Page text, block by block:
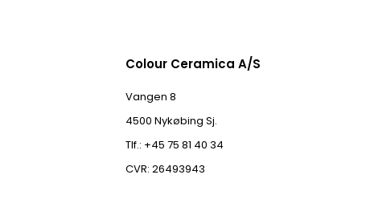
Colour Ceramica A/S
Vangen 8
4500 Nykøbing Sj.
Tlf.: +45 75 81 40 34
CVR: 26493943